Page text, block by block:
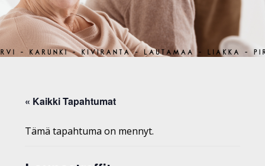
« Kaikki Tapahtumat
Tämä tapahtuma on mennyt.